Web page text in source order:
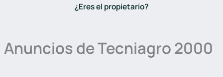
¿Eres el propietario?
Anuncios de Tecniagro 2000